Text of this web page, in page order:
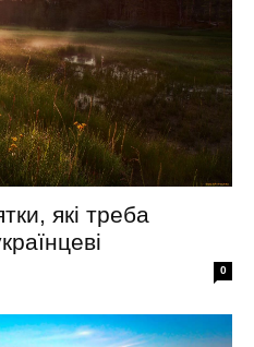
які треба
0